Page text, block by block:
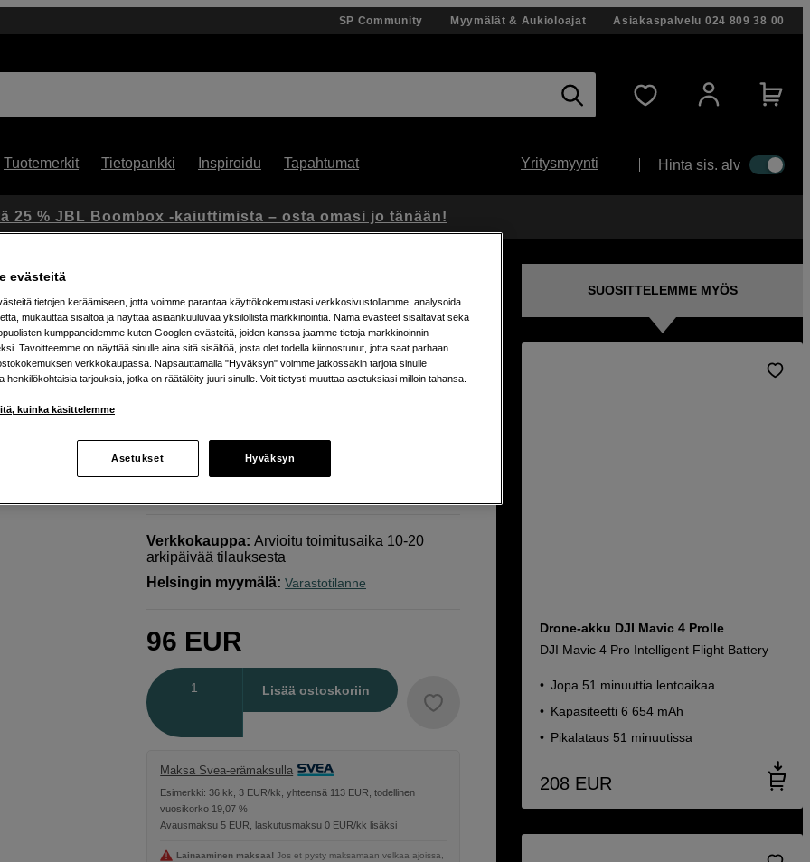
SP Community Myymälät & Aukioloajat Asiakaspalvelu 024 809 38 00
Tuotemerkit Tietopankki Inspiroidu Tapahtumat Yritysmyynti Hinta sis. alv
Cendence 4920mAh
Artikkeli: 1036725
WB37 for Ronin 4D remote/CrystalSky/Cendence
4920mAh
Verkkokauppa:Arvioitu toimitusaika 10-20
arkipäivää tilauksesta
Helsingin myymälä: Varastotilanne
96 EUR
Lisää ostoskoriin
Maksa Svea-erämaksulla
Esimerkki: 36 kk, 3 EUR/kk, yhteensä 113 EUR, todellinen
vuosikorko 19,07 %
Avausmaksu 5 EUR, laskutusmaksu 0 EUR/kk lisäksi
Lainaaminen maksaa! Jos et pysty maksamaan velkaa ajoissa,
SUOSITTELEMME MYÖS
Drone-akku DJI Mavic 4 Prolle
DJI Mavic 4 Pro Intelligent Flight Battery
Jopa 51 minuuttia lentoaikaa
Kapasiteetti 6 654 mAh
Pikalataus 51 minuutissa
208 EUR
25 % JBL Boombox -kaiuttimista – osta omasi jo tänään!
evästeitä
tietojen keräämiseen, jotta voimme parantaa käyttökokemustasi verkkosivustollamme, analysoida
mukauttaa sisältöä ja näyttää asiaankuuluvaa yksilöllistä markkinointia. Nämä evästeet sisältävät sekä
kumppaneidemme kuten Googlen evästeitä, joiden kanssa jaamme tietoja markkinoinnin
Tavoitteemme on näyttää sinulle aina sitä sisältöä, josta olet todella kiinnostunut, jotta saat parhaan
verkkokaupassa. Napsauttamalla "Hyväksyn" voimme jatkossakin tarjota sinulle
henkilökohtaisia tarjouksia, jotka on räätälöity juuri sinulle. Voit tietysti muuttaa asetuksiasi milloin tahansa.
kuinka käsittelemme
Asetukset Hyväksyn